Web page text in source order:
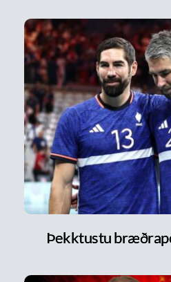
Þekktustu